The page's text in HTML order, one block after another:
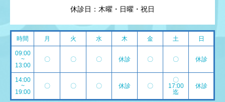
休診日：木曜・日曜・祝日
時間 月 火 水 木 金 土 日
09:00
~
13:00
〇 〇 〇 休診 〇 〇 休診
14:00
~
19:00
〇 〇 〇 休診 〇
〇
17:00
迄
休診